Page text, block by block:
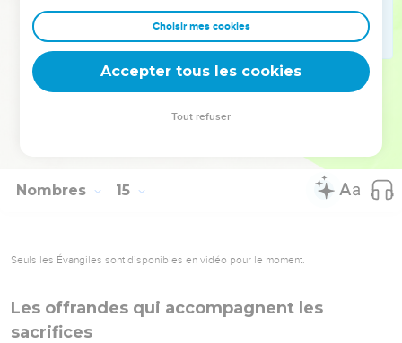
de suivre l'Eternel, l'Eternel aussi ne sera point avec vous.
Toutefois ils s'obstinèrent de monter sur le haut de la
montagne, mais l'Arche de l'alliance de l'Eternel et Moïse ne
bougèrent point du milieu du camp.
Alors les Hamalécites et les Cananéens qui habitaient en
Nombres 15
Seuls les Évangiles sont disponibles en vidéo pour le moment.
Les offrandes qui accompagnent les
sacrifices
Choisir mes cookies
Accepter tous les cookies
Tout refuser